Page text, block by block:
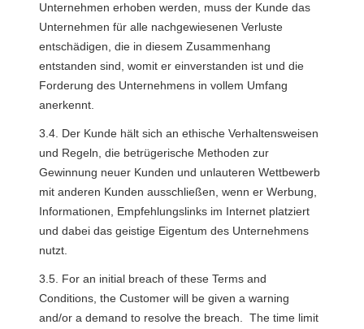
Unternehmen erhoben werden, muss der Kunde das
Unternehmen für alle nachgewiesenen Verluste
entschädigen, die in diesem Zusammenhang
entstanden sind, womit er einverstanden ist und die
Forderung des Unternehmens in vollem Umfang
anerkennt.
3.4. Der Kunde hält sich an ethische Verhaltensweisen
und Regeln, die betrügerische Methoden zur
Gewinnung neuer Kunden und unlauteren Wettbewerb
mit anderen Kunden ausschließen, wenn er Werbung,
Informationen, Empfehlungslinks im Internet platziert
und dabei das geistige Eigentum des Unternehmens
nutzt.
3.5. For an initial breach of these Terms and
Conditions, the Customer will be given a warning
and/or a demand to resolve the breach.  The time limit